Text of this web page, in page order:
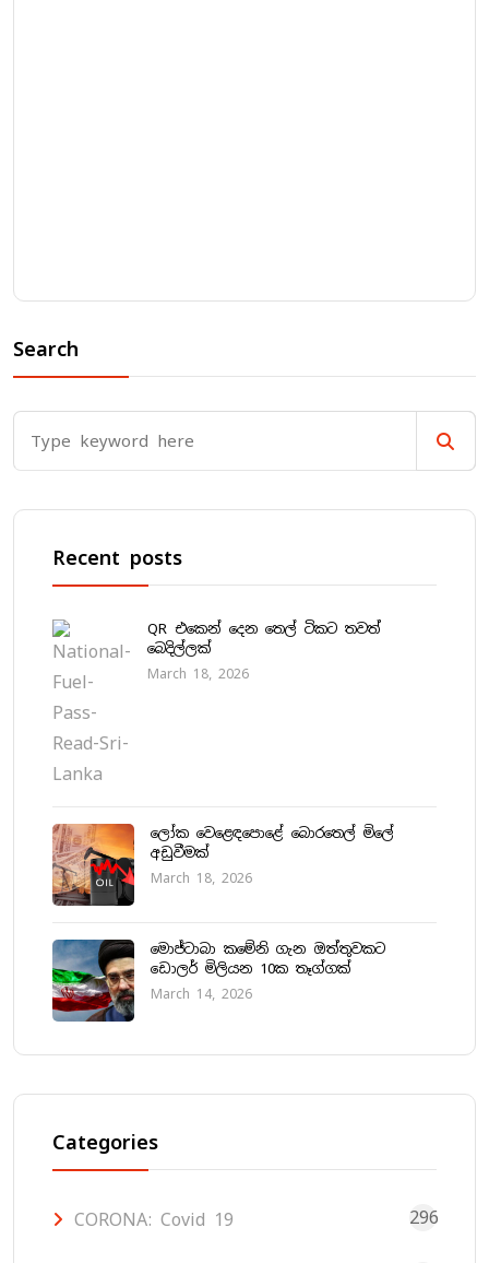
Search
Recent posts
QR එකෙන් දෙන තෙල් ටිකට තවත්
බෙදිල්ලක්
March 18, 2026
ලෝක වෙළෙඳපොළේ බොරතෙල් මිලේ
අඩුවීමක්
March 18, 2026
මොජ්ටාබා කමේනි ගැන ඔත්තුවකට
ඩොලර් මිලියන 10ක තෑග්ගක්
March 14, 2026
Categories
CORONA: Covid 19 296